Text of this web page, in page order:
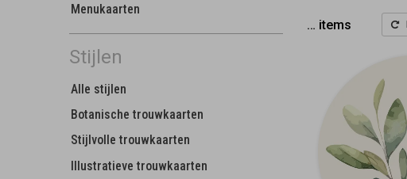
Menukaarten
Stijlen
Alle stijlen
Botanische trouwkaarten
Stijlvolle trouwkaarten
Illustratieve trouwkaarten
… items